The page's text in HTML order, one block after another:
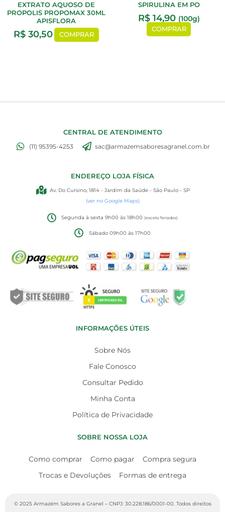
EXTRATO AQUOSO DE
PROPOLIS PROPOMAX 30ML
APISFLORA
R$ 30,50 COMPRAR
SPIRULINA EM PO
R$14,90 (100g)
COMPRAR
CENTRAL DE ATENDIMENTO
(11) 95395-4253 sac@armazemsaboresagranel.com.br
ENDEREÇO LOJA FÍSICA
Av. Do Cursino, 1814 - Jardim da Saúde - São Paulo - SP
(ver no Google Maps)
Segunda à sexta 9h00 às 18h00(exceto feriados)
Sábado 09h00 às 17h00
INFORMAÇÕES ÚTEIS
Sobre Nós
Fale Conosco
Consultar Pedido
Minha Conta
Política de Privacidade
SOBRE NOSSA LOJA
Como comprar Como pagar
Compra segura
Trocas e Devoluções
Formas de entrega
© 2025 Armazém Sabores a Granel – CNPJ: 30.228.186/0001-00. Todos direitos